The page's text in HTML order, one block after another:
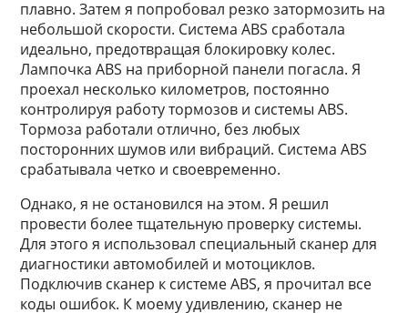
плавно. Затем я попробовал резко затормозить на
небольшой скорости. Система ABS сработала
идеально, предотвращая блокировку колес.
Лампочка ABS на приборной панели погасла. Я
проехал несколько километров, постоянно
контролируя работу тормозов и системы ABS.
Тормоза работали отлично, без любых
посторонних шумов или вибраций. Система ABS
срабатывала четко и своевременно.
Однако, я не остановился на этом. Я решил
провести более тщательную проверку системы.
Для этого я использовал специальный сканер для
диагностики автомобилей и мотоциклов.
Подключив сканер к системе ABS, я прочитал все
коды ошибок. К моему удивлению, сканер не